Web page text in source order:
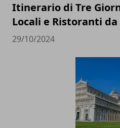
Itinerario di Tre
Locali e Ristoranti
29/10/2024